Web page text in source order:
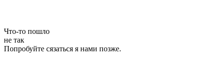
Что-то пошло
не так
Попробуйте сязаться я нами позже.